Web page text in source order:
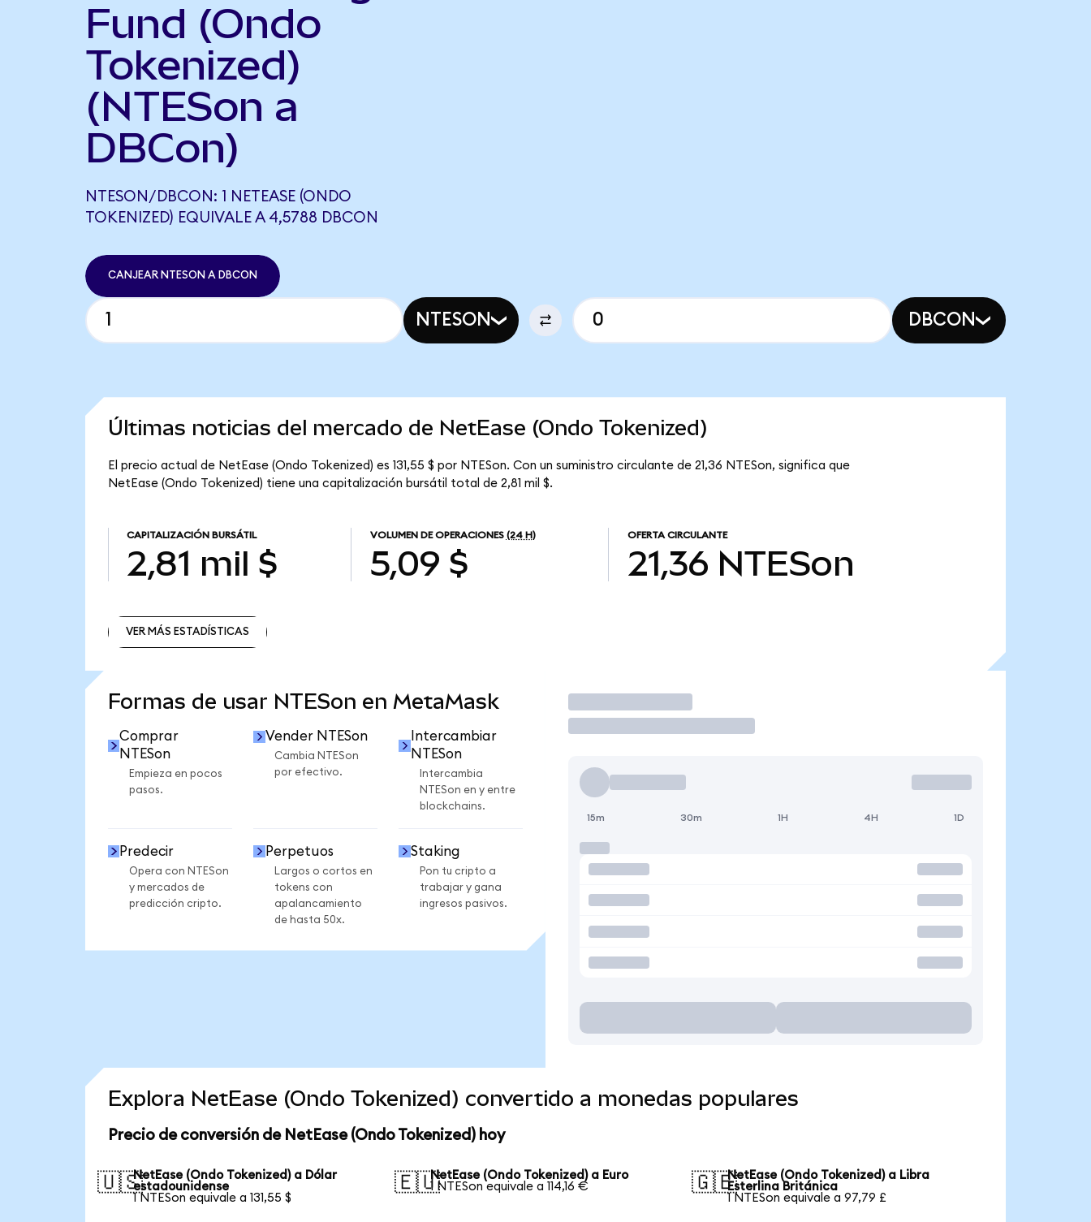
Fund (Ondo
Tokenized)
(NTESon a
DBCon)
NTESON/DBCON: 1 NETEASE (ONDO
TOKENIZED) EQUIVALE A 4,5788 DBCON
CANJEAR NTESON A DBCON
NTESON DBCON
Últimas noticias del mercado de NetEase (Ondo Tokenized)
El precio actual de NetEase (Ondo Tokenized) es 131,55 $ por NTESon. Con un suministro circulante de 21,36 NTESon, significa que
NetEase (Ondo Tokenized) tiene una capitalización bursátil total de 2,81 mil $.
CAPITALIZACIÓN BURSÁTIL
2,81 mil $
VOLUMEN DE OPERACIONES (24 H)
5,09 $
OFERTA CIRCULANTE
21,36 NTESon
VER MÁS ESTADÍSTICAS
Formas de usar NTESon en MetaMask
Comprar
NTESon
Empieza en pocos
pasos.
Vender NTESon
Cambia NTESon
por efectivo.
Intercambiar
NTESon
Intercambia
NTESon en y entre
blockchains.
Predecir
Opera con NTESon
y mercados de
predicción cripto.
Perpetuos
Largos o cortos en
tokens con
apalancamiento
de hasta 50x.
Staking
Pon tu cripto a
trabajar y gana
ingresos pasivos.
Operar
15m 30m 1H 4H 1D
Explora NetEase (Ondo Tokenized) convertido a monedas populares
Precio de conversión de NetEase (Ondo Tokenized) hoy
🇺🇸NetEase (Ondo Tokenized) a Dólar
estadounidense
1 NTESon equivale a 131,55 $
🇪🇺NetEase (Ondo Tokenized) a Euro
1 NTESon equivale a 114,16 €
🇬🇧NetEase (Ondo Tokenized) a Libra
Esterlina Británica
1 NTESon equivale a 97,79 £